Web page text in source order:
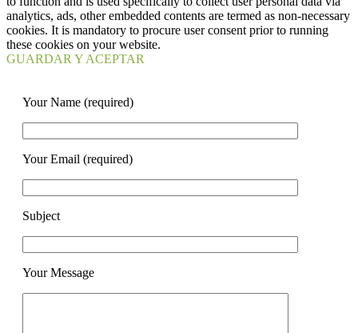
analytics, ads, other embedded contents are termed as non-necessary
cookies. It is mandatory to procure user consent prior to running
these cookies on your website.
GUARDAR Y ACEPTAR
Your Name (required)
Your Email (required)
Subject
Your Message